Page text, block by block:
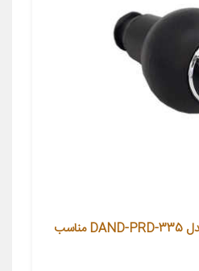
سردنده قطعه سازان کبیر مدل DAND-PRD-335 مناسب